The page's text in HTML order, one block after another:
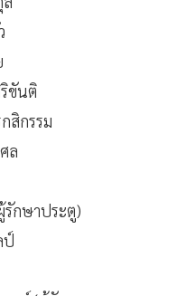
ขันติ
สิกรรม
ล
กษาประตู)
ป์